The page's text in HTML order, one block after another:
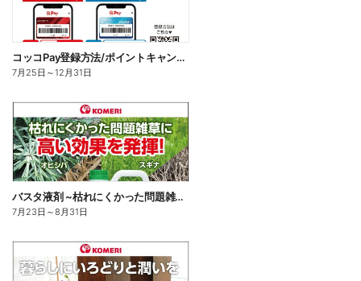
コッコPay登録方法/ポイントキャンペーン応募方法
7月25日 ～12月31日
バスタ液剤 ~枯れにくかった問題雑草に高い効果を発揮!~
7月23日 ～8月31日